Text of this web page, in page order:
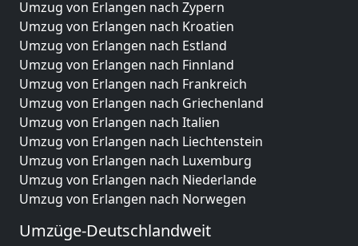
Umzug von Erlangen nach Zypern
Umzug von Erlangen nach Kroatien
Umzug von Erlangen nach Estland
Umzug von Erlangen nach Finnland
Umzug von Erlangen nach Frankreich
Umzug von Erlangen nach Griechenland
Umzug von Erlangen nach Italien
Umzug von Erlangen nach Liechtenstein
Umzug von Erlangen nach Luxemburg
Umzug von Erlangen nach Niederlande
Umzug von Erlangen nach Norwegen
Umzüge-Deutschlandweit